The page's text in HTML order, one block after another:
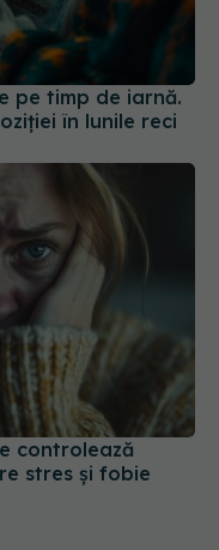
pe timp de iarnă.
în lunile reci
controlează
stres și fobie